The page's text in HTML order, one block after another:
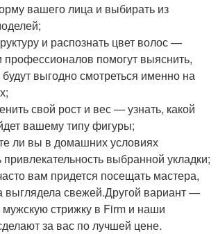
вашего лица и выбирать из
и распознать цвет волос —
профессионалов помогут выяснить,
будут выгодно смотреться именно на
свой рост и вес — узнать, какой
вашему типу фигуры;
ли вы в домашних условиях
выбранной укладки;
вам придется посещать мастера,
выглядела свежей.Другой вариант —
мужскую стрижку в Firm и наши
за вас по лучшей цене.